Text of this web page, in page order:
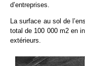
d’entreprises.
La surface au sol de
total de 100 000 m2 en
extérieurs.